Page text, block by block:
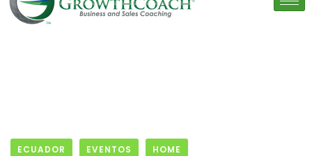
ECUADOR EVENTOS HOME